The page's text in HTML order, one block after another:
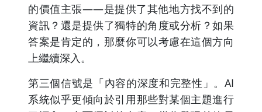
的價值主張——是提供了其他地方找不到的
資訊？還是提供了獨特的角度或分析？如果
答案是肯定的，那麼你可以考慮在這個方向
上繼續深入。
第三個信號是「內容的深度和完整性」。AI
系統似乎更傾向於引用那些對某個主題進行